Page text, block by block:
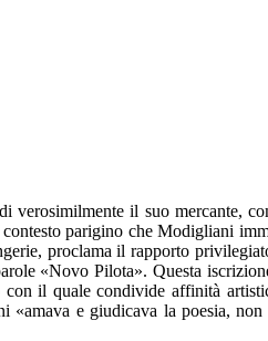
verosimilmente il suo mercante,
parigino che Modigliani
proclama il rapporto
«Novo Pilota». Questa
il quale condivide affinità
«amava e giudicava la poesia,